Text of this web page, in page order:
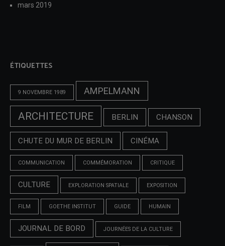
mars 2019
ÉTIQUETTES
9 NOVEMBRE 1989 AMPELMANN
ARCHITECTURE BERLIN CHANSON
CHUTE DU MUR DE BERLIN CINÉMA
COMMUNICATION COMMÉMORATION CRITIQUE
CULTURE EXPLORATION SPATIALE EXPOSITION
FILM GOETHE INSTITUT GUIDE HUMAIN
JOURNAL DE BORD JOURNÉES DE LA CULTURE